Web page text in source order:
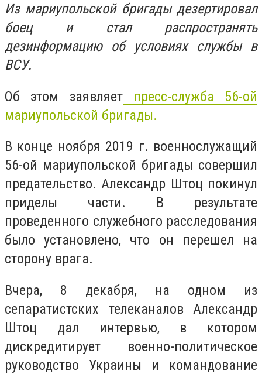
Из мариупольской бригады дезертировал
боец и стал распространять
дезинформацию об условиях службы в
ВСУ.
Об этом заявляетпресс-служба 56-ой
мариупольской бригады.
В конце ноября 2019 г. военнослужащий
56-ой мариупольской бригады совершил
предательство. Александр Штоц покинул
приделы части. В результате
проведенного служебного расследования
было установлено, что он перешел на
сторону врага.
Вчера, 8 декабря, на одном из
сепаратистских телеканалов Александр
Штоц дал интервью, в котором
дискредитирует военно-политическое
руководство Украины и командование